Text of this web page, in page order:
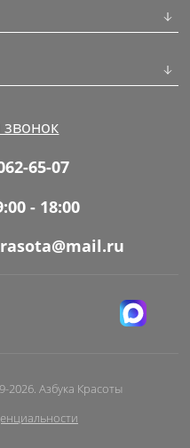
65-07
- 18:00
Азбука Красоты